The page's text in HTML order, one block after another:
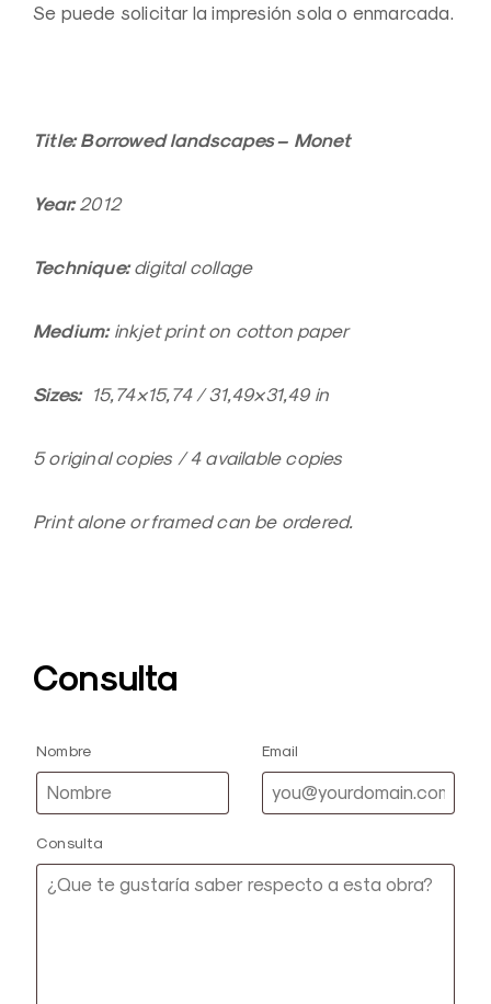
Se puede solicitar la impresión sola o enmarcada.
Title: Borrowed landscapes – Monet
Year:2012
Technique:digital collage
Medium:inkjet print on cotton paper
Sizes: 15,74×15,74 / 31,49×31,49 in
5 original copies / 4 available copies
Print alone or framed can be ordered.
Consulta
Nombre Email
Consulta